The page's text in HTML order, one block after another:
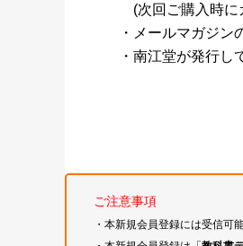
(次回ご購入時に
・メールマガジン
・南江堂が発行
ご注意事項
・本新規会員登録には受信可